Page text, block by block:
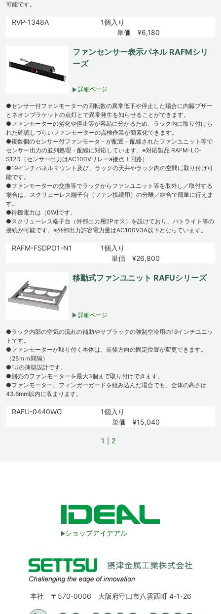
可能です。
RVP-1348A
1個入り
単価 ¥6,180
ファンセンサー表示パネル RAFMシリ
ーズ
詳細ページ
●センサー付ファンモーターの回転数の異常低下や停止した場合に内臓ブザー
とネオンブラケットの点灯とで異常発生を知らせることができます。
●ファンモーターの劣化や停止等が容易に分かるため、ラック内に取り付けら
れた確認しづらいファンモーターの点検作業が簡素化できます。
●複数個のセンサー付ファンモータ－が配置・配線されたファンユニット等で
センサー出力の並列処理・配線に対応しています。※対応製品 RAFM-LO-
S12D（センサー出力はAC100Vリレーa接点１回路）
●19インチパネルマウント及び、ラックの天井やラック内の空間に取り付け可
能です。
●ファンモーターの交換等でラックからファンユニット等を取外し／取付する
場合は、スクリューレス端子台（ファン接続用）の分離／結合で簡単に行えま
す。
●待機電力は［0W]です。
●スクリューレス端子台（外部出力用2Pオス）を設けており、パトライト等の
接続が可能です。※外部出力許容電力量はAC100V3A以下となっています。
RAFM-FSDPO1-N1
1個入り
単価 ¥26,800
移動式ファンユニット RAFUシリーズ
詳細ページ
●ラック内部の空気の流れの補助やサブラックの強制空冷用の19インチユニッ
トです。
●ファンモーターが取り付く本体は、前後方向の固定位置が変更できます。
（25ｍｍ間隔）
●1Uの薄型設計です。
●別売のファンモーターを最大3個まで取り付けできます。
●ファンモーター、フィンガーガードを組み込んだ場合でも、全体の高さは
43.6mm以内に収まります。
RAFU-0440WG
1個入り
単価 ¥15,040
1 2
ショップアイデアル
本社 〒570-0006 大阪府守口市八雲西町 4-1-26